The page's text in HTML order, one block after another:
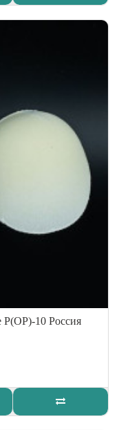
Р(ОР)-10 Россия